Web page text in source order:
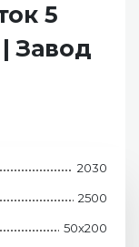
5
Завод
2030
2500
50x200